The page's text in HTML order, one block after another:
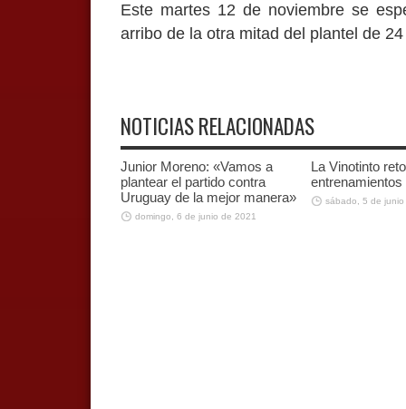
Este martes 12 de noviembre se
arribo de la otra mitad del plantel de
NOTICIAS RELACIONADAS
Junior Moreno: «Vamos a
plantear el partido contra
Uruguay de la mejor manera»
domingo, 6 de junio de 2021
La Vinotinto
sábado, 5 de